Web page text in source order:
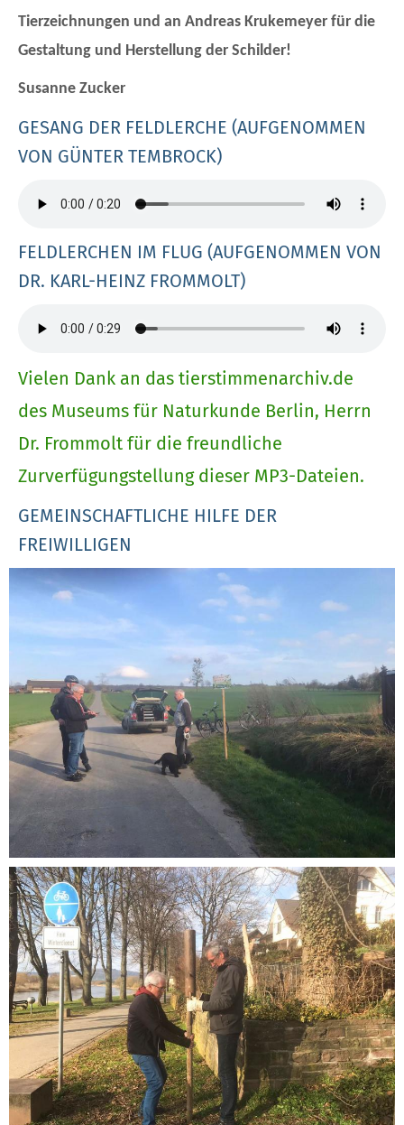
Tierzeichnungen und an Andreas Krukemeyer für die
Gestaltung und Herstellung der Schilder!
Susanne Zucker
GESANG DER FELDLERCHE (AUFGENOMMEN
VON GÜNTER TEMBROCK)
FELDLERCHEN IM FLUG (AUFGENOMMEN VON
DR. KARL-HEINZ FROMMOLT)
Vielen Dank an das tierstimmenarchiv.de
des Museums für Naturkunde Berlin, Herrn
Dr. Frommolt für die freundliche
Zurverfügungstellung dieser MP3-Dateien.
GEMEINSCHAFTLICHE HILFE DER
FREIWILLIGEN